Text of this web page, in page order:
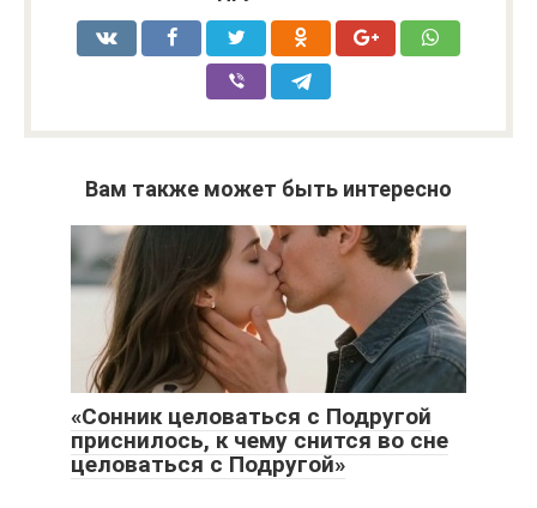
Вам также может быть интересно
«Сонник целоваться с Подругой
приснилось, к чему снится во сне
целоваться с Подругой»